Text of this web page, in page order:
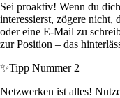
Sei proaktiv! Wenn du
interessierst, zögere nicht,
oder eine E-Mail zu
zur Position – das
✨Tipp Nummer 2
Netzwerken ist alles!